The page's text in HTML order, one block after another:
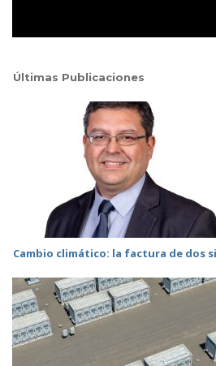
Últimas Publicaciones
Cambio climático: la factura de dos